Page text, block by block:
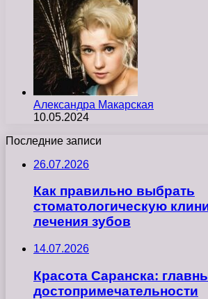
Александра Макарская
10.05.2024
Последние записи
26.07.2026
Как правильно выбрать
стоматологическую
лечения зубов
14.07.2026
Красота Саранска:
достопримечательности